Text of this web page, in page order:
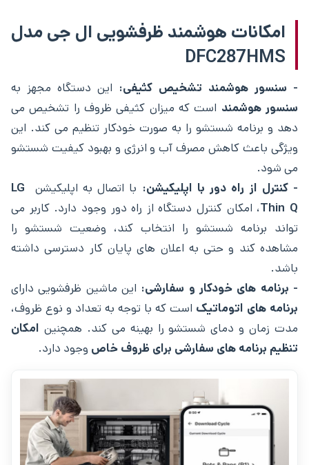
امکانات هوشمند ظرفشویی ال جی مدل
DFC287HMS
- سنسور هوشمند تشخیص کثیفی: این دستگاه مجهز به
سنسور هوشمند است که میزان کثیفی ظروف را تشخیص می
‌دهد و برنامه شستشو را به صورت خودکار تنظیم می ‌کند. این
ویژگی باعث کاهش مصرف آب و انرژی و بهبود کیفیت شستشو
می ‌شود.
- کنترل از راه دور با اپلیکیشن: با اتصال به اپلیکیشن LG
Thin Q، امکان کنترل دستگاه از راه دور وجود دارد. کاربر می
‌تواند برنامه شستشو را انتخاب کند، وضعیت شستشو را
مشاهده کند و حتی به اعلان‌ های پایان کار دسترسی داشته
باشد.
- برنامه‌ های خودکار و سفارشی: این ماشین ظرفشویی دارای
برنامه‌ های اتوماتیک است که با توجه به تعداد و نوع ظروف،
مدت زمان و دمای شستشو را بهینه می ‌کند. همچنین امکان
تنظیم برنامه ‌های سفارشی برای ظروف خاص وجود دارد.